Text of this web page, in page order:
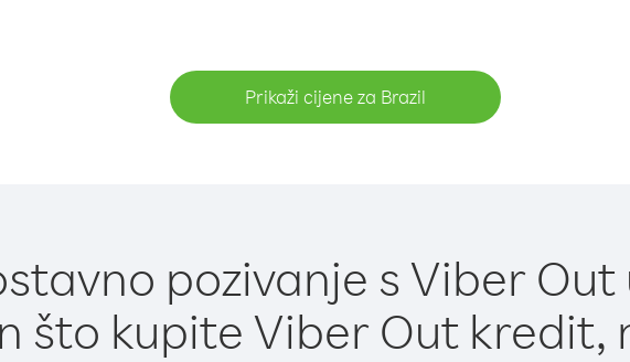
Prikaži cijene za Brazil
pozivanje s Viber Out
što kupite Viber Out kredit,